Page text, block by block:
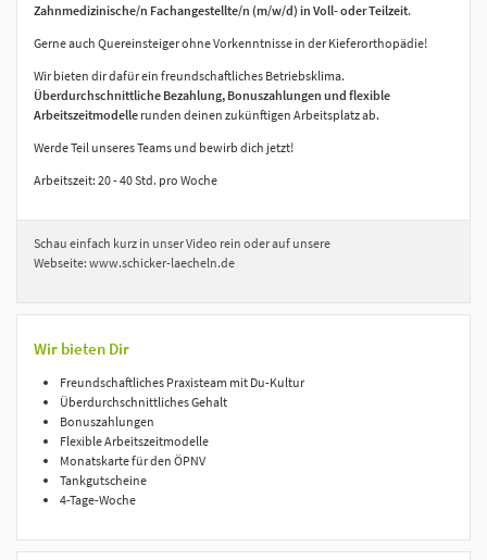
Zahnmedizinische/n Fachangestellte/n (m/w/d) in Voll- oder Teilzeit.
Gerne auch Quereinsteiger ohne Vorkenntnisse in der Kieferorthopädie!
Wir bieten dir dafür ein freundschaftliches Betriebsklima.
Überdurchschnittliche Bezahlung, Bonuszahlungen und flexible
Arbeitszeitmodelle runden deinen zukünftigen Arbeitsplatz ab.
Werde Teil unseres Teams und bewirb dich jetzt!
Arbeitszeit: 20 - 40 Std. pro Woche
Schau einfach kurz in unser Video rein oder auf unsere
Webseite: www.schicker-laecheln.de
Wir bieten Dir
Freundschaftliches Praxisteam mit Du-Kultur
Überdurchschnittliches Gehalt
Bonuszahlungen
Flexible Arbeitszeitmodelle
Monatskarte für den ÖPNV
Tankgutscheine
4-Tage-Woche